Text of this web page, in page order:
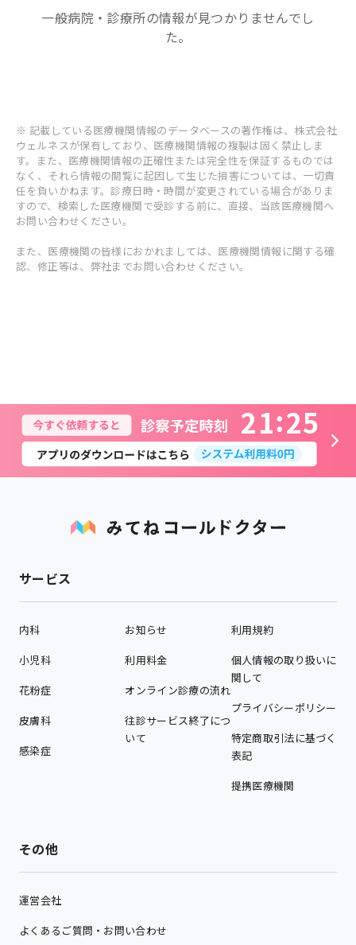
一般病院・診療所の情報が見つかりませんでし
た。
※ 記載している医療機関情報のデータベースの著作権は、株式会社
ウェルネスが保有しており、医療機関情報の複製は固く禁止しま
す。また、医療機関情報の正確性または完全性を保証するものでは
なく、それら情報の閲覧に起因して生じた損害については、一切責
任を負いかねます。診療日時・時間が変更されている場合がありま
すので、検索した医療機関で受診する前に、直接、当該医療機関へ
お問い合わせください。
また、医療機関の皆様におかれましては、医療機関情報に関する確
認、修正等は、弊社までお問い合わせください。
21 25
サービス
内科
小児科
花粉症
皮膚科
感染症
お知らせ
利用料金
オンライン診療の流れ
往診サービス終了につ
いて
利用規約
個人情報の取り扱いに
関して
プライバシーポリシー
特定商取引法に基づく
表記
提携医療機関
その他
運営会社
よくあるご質問・お問い合わせ